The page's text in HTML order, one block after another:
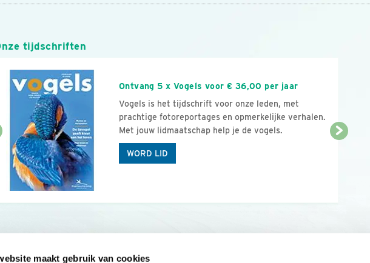
maakt gebruik van cookies
tijdschriften
Ontvang 5 x Vogels voor € 36,00 per jaar
Vogels is het tijdschrift voor onze leden, met
prachtige fotoreportages en opmerkelijke verhalen.
Met jouw lidmaatschap help je de vogels.
WORD LID